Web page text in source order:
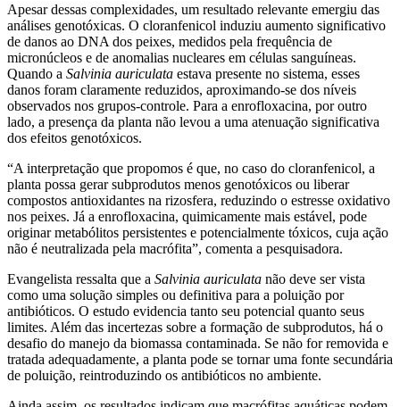
Apesar dessas complexidades, um resultado relevante emergiu das
análises genotóxicas. O cloranfenicol induziu aumento significativo
de danos ao DNA dos peixes, medidos pela frequência de
micronúcleos e de anomalias nucleares em células sanguíneas.
Quando a Salvinia auriculata estava presente no sistema, esses
danos foram claramente reduzidos, aproximando-se dos níveis
observados nos grupos-controle. Para a enrofloxacina, por outro
lado, a presença da planta não levou a uma atenuação significativa
dos efeitos genotóxicos.
“A interpretação que propomos é que, no caso do cloranfenicol, a
planta possa gerar subprodutos menos genotóxicos ou liberar
compostos antioxidantes na rizosfera, reduzindo o estresse oxidativo
nos peixes. Já a enrofloxacina, quimicamente mais estável, pode
originar metabólitos persistentes e potencialmente tóxicos, cuja ação
não é neutralizada pela macrófita”, comenta a pesquisadora.
Evangelista ressalta que a Salvinia auriculata não deve ser vista
como uma solução simples ou definitiva para a poluição por
antibióticos. O estudo evidencia tanto seu potencial quanto seus
limites. Além das incertezas sobre a formação de subprodutos, há o
desafio do manejo da biomassa contaminada. Se não for removida e
tratada adequadamente, a planta pode se tornar uma fonte secundária
de poluição, reintroduzindo os antibióticos no ambiente.